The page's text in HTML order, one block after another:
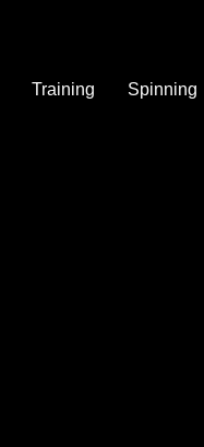
Training Spinning